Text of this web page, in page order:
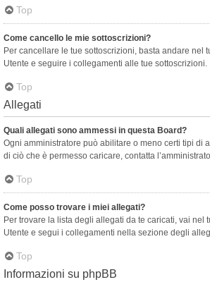
Top
Come cancello le mie sottoscrizioni?
Per cancellare le tue sottoscrizioni, basta andare nel
Utente e seguire i collegamenti alle tue sottoscrizioni.
Top
Allegati
Quali allegati sono ammessi in questa Board?
Ogni amministratore può abilitare o meno certi tipi di
di ciò che è permesso caricare, contatta
Top
Come posso trovare i miei allegati?
Per trovare la lista degli allegati da te caricati, vai nel
Utente e segui i collegamenti nella sezione degli
Top
Informazioni su phpBB